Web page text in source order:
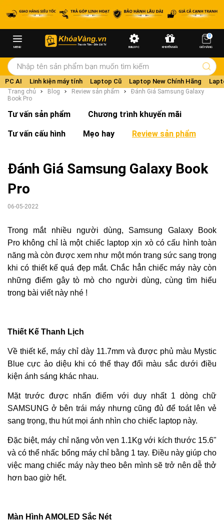
MENU BUILD PC KHUYẾN MÃI
0
GIỎ HÀNG
PC AI Linh kiện máy tính Laptop Cũ Laptop New Chính Hãng
Trang chủ Blog Review sản phẩm
Đánh Giá Samsung Galaxy
Book Pro
Tư vấn sản phẩm Chương trình khuyến mãi
Tư vấn cấu hình Mẹo hay Review sản phẩm
Đánh Giá Samsung Galaxy Book
Pro
06-05-2022
Trong mắt nhiều người dùng, Samsung Galaxy Book
Pro không chỉ là một chiếc laptop xịn xò có cấu hình toàn
năng mà còn được xem như một món trang sức sang trọng
khi có thiết kế quá đẹp mắt. Chắc hẳn chiếc máy này còn
những điểm gây tò mò cho người dùng, cùng tìm hiểu
trong bài viết này nhé !
Thiết Kế Thanh Lịch
Về thiết kế, máy chỉ dày 11.7mm và được phủ màu Mystic
Blue cực ảo diệu khi có thể thay đổi màu sắc dưới điều
kiện ánh sáng khác nhau.
Mặt trước được nhấn điểm với duy nhất 1 dòng chữ
SAMSUNG ở bên trái máy nhưng cũng đủ để toát lên vẻ
sang trọng, thu hút mọi ánh nhìn cho chiếc laptop này.
Đặc biệt, máy chỉ nặng vỏn vẹn 1.1Kg với kích thước 15.6"
và có thể nhấc bổng máy chỉ bằng 1 tay. Điều này giúp cho
việc mang chiếc máy này theo bên mình sẽ trở nên dễ thở
hơn bao giờ hết.
Màn Hình AMOLED Sắc Nét